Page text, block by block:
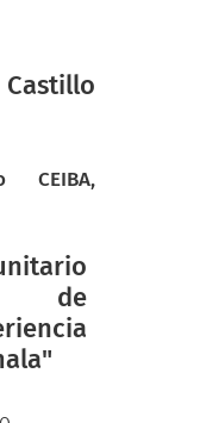
Castillo
CEIBA,
de